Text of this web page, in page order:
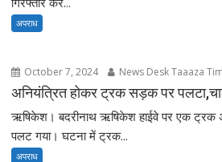
अपराध
October 7, 2024 News Desk Taaaza
अनियंत्रित होकर ट्रक सड़क पर
ऋषिकेश। बदरीनाथ ऋषिकेश हाईवे पर एक ट्रक
पलट गया। घटना में ट्रक...
अपराध